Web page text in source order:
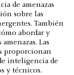
de amenazas
sobre las
También
abordar y
Las
proporcionan
inteligencia de
y técnicos.